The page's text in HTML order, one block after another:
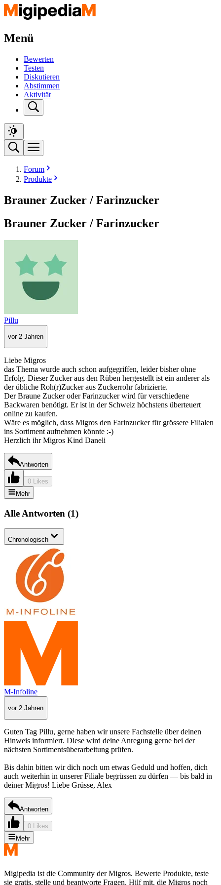
Menü
Bewerten
Testen
Diskutieren
Abstimmen
Aktivität
Forum
Produkte
Brauner Zucker / Farinzucker
Brauner Zucker / Farinzucker
Pillu
vor 2 Jahren
Liebe Migros
das Thema wurde auch schon aufgegriffen, leider bisher ohne
Erfolg. Dieser Zucker aus den Rüben hergestellt ist ein anderer als
der übliche Roh(r)Zucker aus Zuckerrohr fabrizierte.
Der Braune Zucker oder Farinzucker wird für verschiedene
Backwaren benötigt. Er ist in der Schweiz höchstens überteuert
online zu kaufen.
Wäre es möglich, dass Migros den Farinzucker für grössere Filialen
ins Sortiment aufnehmen könnte :-)
Herzlich ihr Migros Kind Daneli
Antworten
0 Likes
Mehr
Alle Antworten (1)
Chronologisch
M-Infoline
vor 2 Jahren
Guten Tag Pillu, gerne haben wir unsere Fachstelle über deinen
Hinweis informiert. Diese wird deine Anregung gerne bei der
nächsten Sortimentsüberarbeitung prüfen.
Bis dahin bitten wir dich noch um etwas Geduld und hoffen, dich
auch weiterhin in unserer Filiale begrüssen zu dürfen — bis bald in
deiner Migros! Liebe Grüsse, Alex
Antworten
0 Likes
Mehr
Migipedia ist die Community der Migros. Bewerte Produkte, teste
sie gratis, stelle und beantworte Fragen. Hilf mit, die Migros noch